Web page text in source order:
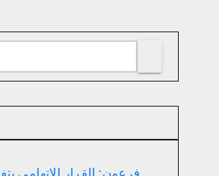
فرعون: القرار الاتهامي